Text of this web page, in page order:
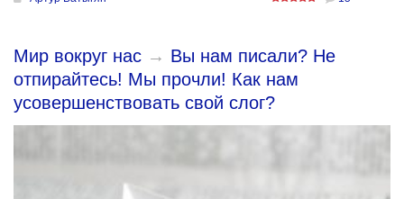
Мир вокруг нас → Вы нам писали? Не
отпирайтесь! Мы прочли! Как нам
усовершенствовать свой слог?